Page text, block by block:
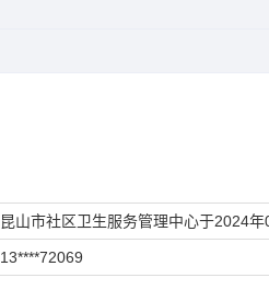
昆山市社区卫生服务管理中心于2024
13****72069